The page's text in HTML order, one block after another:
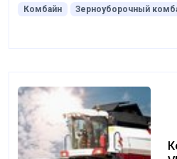
Комбайн Зерноуборочный